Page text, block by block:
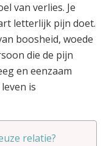
van verlies. Je
letterlijk pijn doet.
boosheid, woede
die de pijn
en eenzaam
is
relatie?